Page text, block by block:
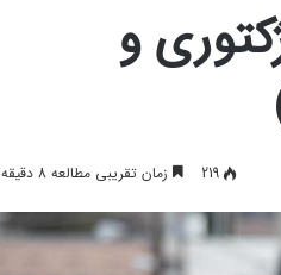
و
219 زمان تقریبی مطالعه 8 دقیقه